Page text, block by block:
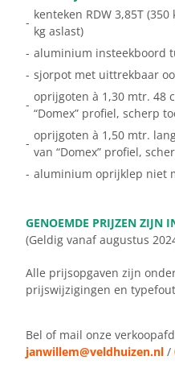
-
kenteken RDW 3,85T
kg aslast)
- aluminium insteekboord
- sjorpot met uittrekbaar
-
oprijgoten à 1,30 mtr. 48
“Domex” profiel, scherp
-
oprijgoten à 1,50 mtr.
van “Domex” profiel,
- aluminium oprijklep niet
GENOEMDE PRIJZEN ZIJN
(Geldig vanaf augustus
Alle prijsopgaven zijn
prijswijzigingen en
Bel of mail onze
janwillem@veldhuizen.nl /